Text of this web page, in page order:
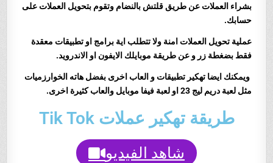
بشراء العملات عن طريق قلتش بالنضام وتقوم بتحويل العملات على
حسابك.
عملية تحويل العملات امنة ولا تتطلب اية برامج او تطبيقات معقدة
فقط بضغطة زر و عن طريقة موبايلك الايفون او الاندرويد.
ويمكنك ايضا تهكير تطبيقات و العاب اخرى بفضل هاته الخوارزميات
مثل لعبة دريم ليج 23 او لعبة فيفا موبايل والعاب كثيرة اخرى.
طريقة تهكير عملات Tik Tok
شاهد الفيديو